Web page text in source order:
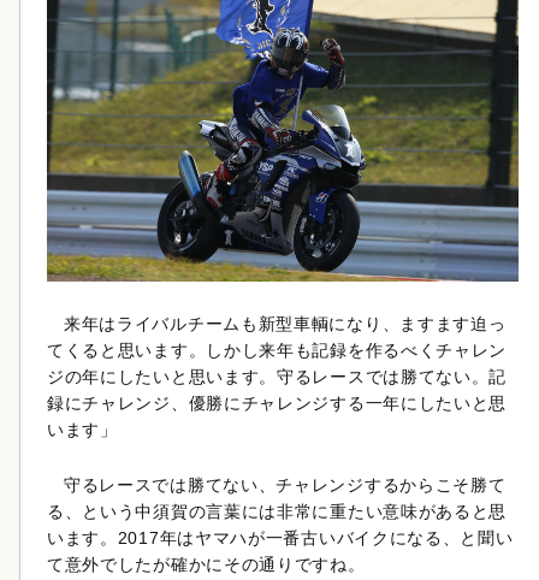
来年はライバルチームも新型車輌になり、ますます迫っ
てくると思います。しかし来年も記録を作るべくチャレン
ジの年にしたいと思います。守るレースでは勝てない。記
録にチャレンジ、優勝にチャレンジする一年にしたいと思
います」
守るレースでは勝てない、チャレンジするからこそ勝て
る、という中須賀の言葉には非常に重たい意味があると思
います。2017年はヤマハが一番古いバイクになる、と聞い
て意外でしたが確かにその通りですね。